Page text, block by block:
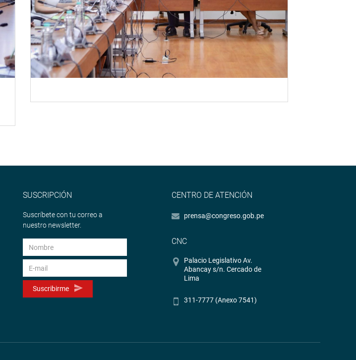
SUSCRIPCIÓN
Suscríbete con tu correo a
nuestro newsletter.
Suscribirme
CENTRO DE ATENCIÓN
prensa@congreso.gob.pe
CNC
Palacio Legislativo Av.
Abancay s/n. Cercado de
Lima
311-7777 (Anexo 7541)